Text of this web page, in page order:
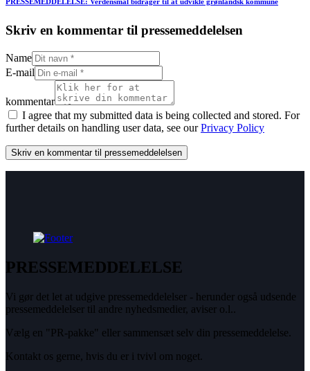
Skriv en kommentar til pressemeddelelsen
Name
E-mail
kommentar
I agree that my submitted data is being collected and stored. For
further details on handling user data, see ourPrivacy Policy
PRESSEMEDDELELSE
Vi gør det let at udgive pressemeddelelser - herunder også udsende
pressemeddelelser til andre nyhedsmedier, aviser o.l..
Vælg en "PR-pakke" eller sammensæt selv din pressemeddelelse.
Kontakt os gerne, hvis du er i tvivl om noget.